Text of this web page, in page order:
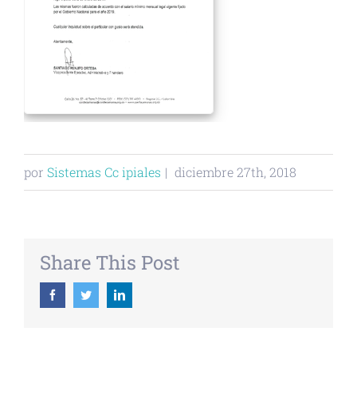
por Sistemas Cc ipiales | diciembre 27th, 2018
Share This Post
FacebookTwitterLinkedin